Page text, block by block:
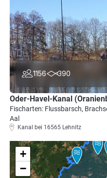
1156 390
Oder-Havel-Kanal
Fischarten: Flussbarsch,
Aal
Kanal bei 16565 Lehnitz
+
−